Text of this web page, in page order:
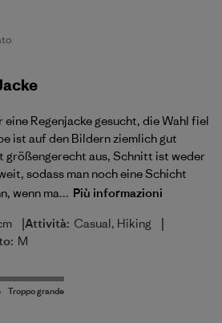
eine Regenjacke gesucht, die Wahl fiel
ist auf den Bildern ziemlich gut
aus, Schnitt ist weder
sodass man noch eine Schicht
wenn ma... Più informazioni
|Attività: Casual, Hiking |
M